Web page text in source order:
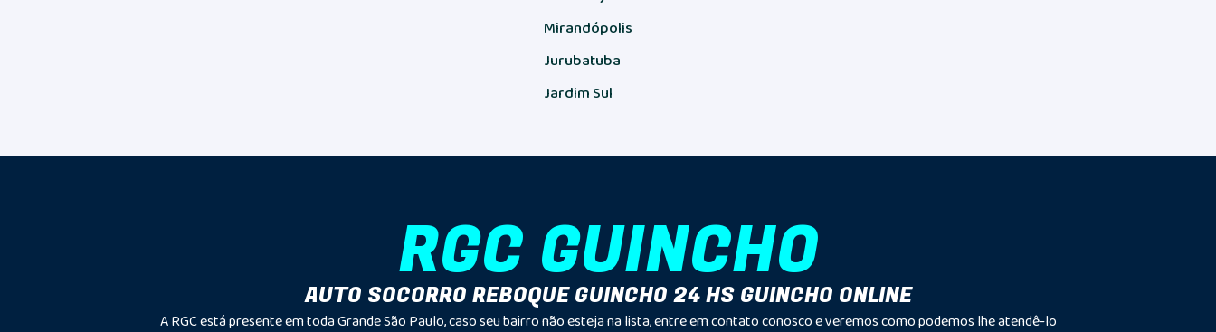
Mirandópolis
Jurubatuba
Jardim Sul
RGC GUINCHO
AUTO SOCORRO REBOQUE GUINCHO 24 HS GUINCHO ONLINE
A RGC está presente em toda Grande São Paulo, caso seu bairro não esteja na lista, entre em contato conosco e veremos como podemos lhe atendê-lo